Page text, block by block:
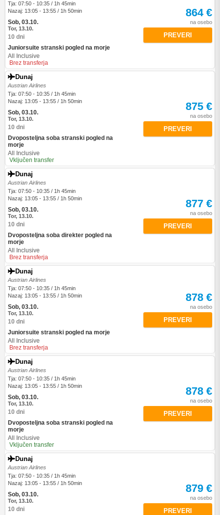
Tja: 07:50 - 10:35 / 1h 45min
Nazaj: 13:05 - 13:55 / 1h 50min
Sob, 03.10.
Tor, 13.10.
10 dni
Juniorsuite stranski pogled na morje
All Inclusive
Brez transferja
864 €
na osebo
PREVERI
Dunaj
Austrian Airlines
Tja: 07:50 - 10:35 / 1h 45min
Nazaj: 13:05 - 13:55 / 1h 50min
Sob, 03.10.
Tor, 13.10.
10 dni
Dvoposteljna soba stranski pogled na
morje
All Inclusive
Vključen transfer
875 €
na osebo
PREVERI
Dunaj
Austrian Airlines
Tja: 07:50 - 10:35 / 1h 45min
Nazaj: 13:05 - 13:55 / 1h 50min
Sob, 03.10.
Tor, 13.10.
10 dni
Dvoposteljna soba direkter pogled na
morje
All Inclusive
Brez transferja
877 €
na osebo
PREVERI
Dunaj
Austrian Airlines
Tja: 07:50 - 10:35 / 1h 45min
Nazaj: 13:05 - 13:55 / 1h 50min
Sob, 03.10.
Tor, 13.10.
10 dni
Juniorsuite stranski pogled na morje
All Inclusive
Brez transferja
878 €
na osebo
PREVERI
Dunaj
Austrian Airlines
Tja: 07:50 - 10:35 / 1h 45min
Nazaj: 13:05 - 13:55 / 1h 50min
Sob, 03.10.
Tor, 13.10.
10 dni
Dvoposteljna soba stranski pogled na
morje
All Inclusive
Vključen transfer
878 €
na osebo
PREVERI
Dunaj
Austrian Airlines
Tja: 07:50 - 10:35 / 1h 45min
Nazaj: 13:05 - 13:55 / 1h 50min
Sob, 03.10.
Tor, 13.10.
10 dni
879 €
na osebo
PREVERI